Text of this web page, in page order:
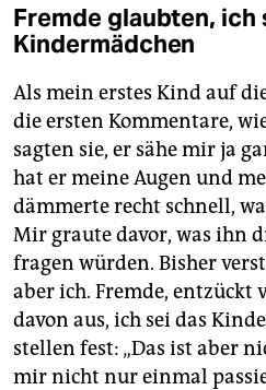
Fremde glaubten, ich
Kindermädchen
Als mein erstes Kind auf
die ersten Kommentare, wie
sagten sie, er sähe mir ja
hat er meine Augen und
dämmerte recht schnell,
Mir graute davor, was ihn
fragen würden. Bisher
aber ich. Fremde, entzückt
davon aus, ich sei das
stellen fest: „Das ist aber
mir nicht nur einmal